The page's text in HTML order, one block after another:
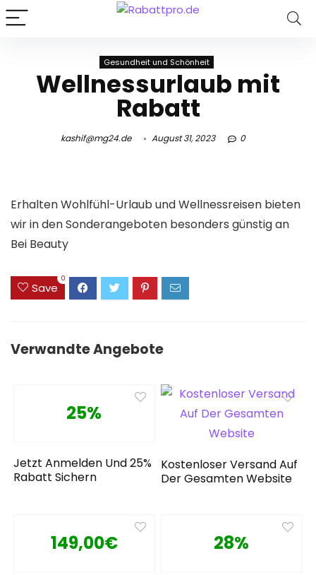
Gesundheit und Schönheit
Wellnessurlaub mit
Rabatt
kashif@mg24.de August 31, 2023 0
Erhalten Wohlfühl-Urlaub und Wellnessreisen bieten
wir in den Sonderangeboten besonders günstig an
Bei Beauty
Save
0
Verwandte Angebote
25%
Jetzt Anmelden Und 25%
Rabatt Sichern
Kostenloser Versand Auf
Der Gesamten Website
149,00€ 28%